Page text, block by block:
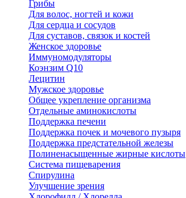
Грибы
Для волос, ногтей и кожи
Для сердца и сосудов
Для суставов, связок и костей
Женское здоровье
Иммуномодуляторы
Коэнзим Q10
Лецитин
Мужское здоровье
Общее укрепление организма
Отдельные аминокислоты
Поддержка печени
Поддержка почек и мочевого пузыря
Поддержка предстательной железы
Полиненасыщенные жирные кислоты
Система пищеварения
Спирулина
Улучшение зрения